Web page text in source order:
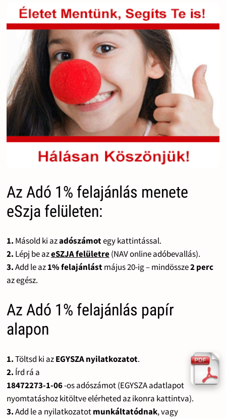
Az Adó 1% felajánlás menete
eSzja felületen:
1. Másold ki azadószámotegy kattintással.
2. Lépj be azeSZJA felületre(NAV online adóbevallás).
3.Add le az1% felajánlástmájus 20-ig – mindössze2 perc
az egész.
Az Adó 1% felajánlás papír
alapon
1.Töltsd ki azEGYSZA nyilatkozatot.
2. Írd rá a
18472273-1-06-os adószámot (EGYSZA adatlapot
nyomtatáshoz kitöltve elérheted az ikonra kattintva).
3.Add le a nyilatkozatotmunkáltatódnak, vagy